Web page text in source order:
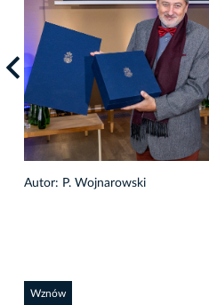
Autor: P. Wojnarowski
Wznów